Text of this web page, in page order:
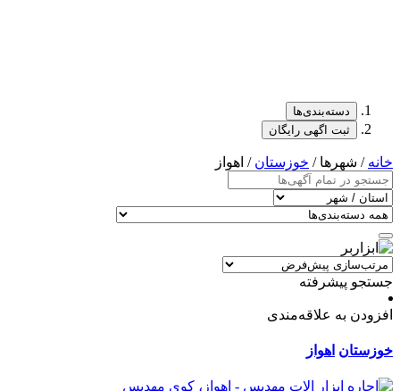
دسته‌بندی‌ها
ثبت اگهی رایگان
خانه / شهرها / خوزستان / اهواز
جستجو پیشرفته
افزودن به علاقه‌مندی
خوزستان اهواز